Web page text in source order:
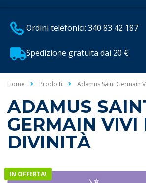
Ordini telefonici: 340 83 42 187
Spedizione gratuita dai 20 €
Home Prodotti Adamus Saint Germain
ADAMUS
GERMAIN VIVI
DIVINITÀ
IN OFFERTA!